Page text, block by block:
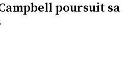
poursuit sa